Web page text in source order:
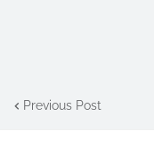
Previous Post